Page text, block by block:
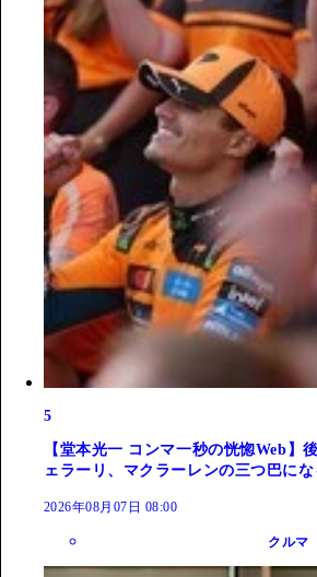
5
【堂本光一 コンマ一秒の恍惚Web】
ェラーリ、マクラーレンの三つ巴に
2026年08月07日 08:00
クルマ